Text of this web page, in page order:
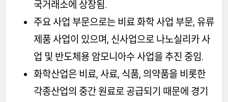
국거래소에 상장됨.
주요 사업 부문으로는 비료 화학 사업 부문, 유류
제품 사업이 있으며, 신사업으로 나노실리카 사
업 및 반도체용 암모니아수 사업을 추진 중임.
화학산업은 비료, 사료, 식품, 의약품을 비롯한
각종산업의 중간 원료로 공급되기 때문에 경기